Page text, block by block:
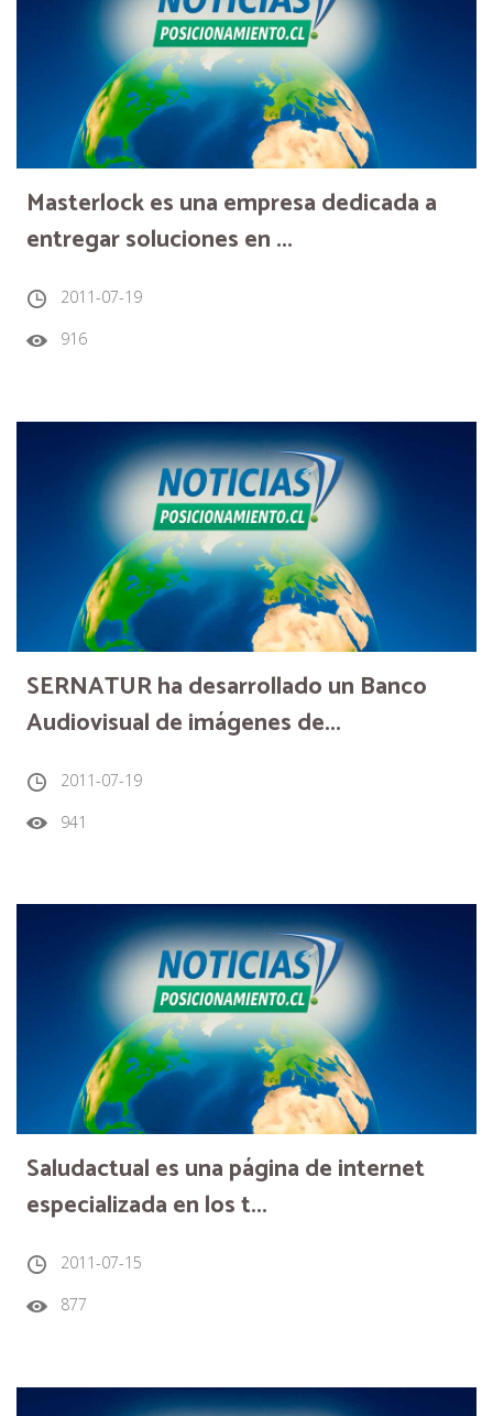
Masterlock es una empresa dedicada a
entregar soluciones en ...
2011-07-19
916
SERNATUR ha desarrollado un Banco
Audiovisual de imágenes de...
2011-07-19
941
Saludactual es una página de internet
especializada en los t...
2011-07-15
877